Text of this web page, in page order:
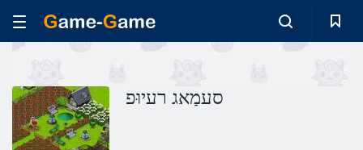
סעמַאג רעיוּפ